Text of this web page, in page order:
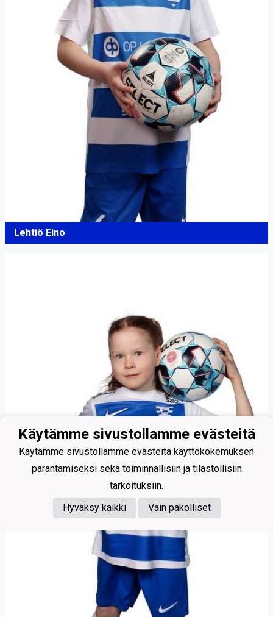
Lehtiö Eino
Käytämme sivustollamme evästeitä
Käytämme sivustollamme evästeitä käyttökokemuksen
parantamiseksi sekä toiminnallisiin ja tilastollisiin
tarkoituksiin.
Hyväksy kaikki
Vain pakolliset